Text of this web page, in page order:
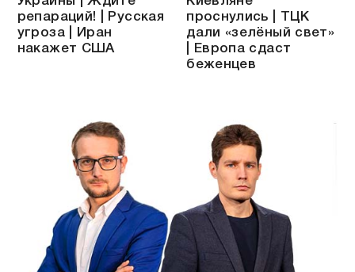
репараций! | Русская
угроза | Иран
накажет США
проснулись | ТЦК
дали «зелёный свет»
| Европа сдаст
беженцев